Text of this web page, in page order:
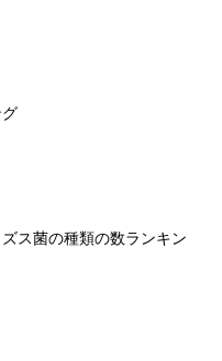
ス菌の種類の数ランキン